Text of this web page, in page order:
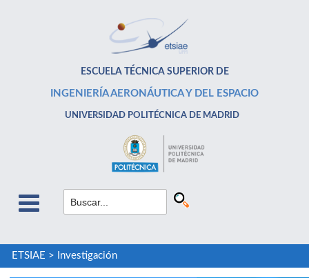
ESCUELA TÉCNICA SUPERIOR DE
INGENIERÍA AERONÁUTICA Y DEL ESPACIO
UNIVERSIDAD POLITÉCNICA DE MADRID
ETSIAE > Investigación